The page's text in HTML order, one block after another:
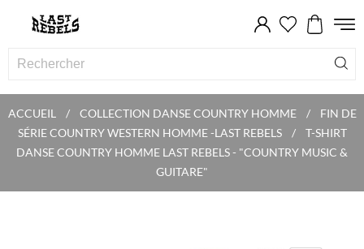
ACCUEIL COLLECTION DANSE COUNTRY HOMME
FIN DE
SÉRIE COUNTRY WESTERN HOMME -LAST REBELS
T-SHIRT
DANSE COUNTRY HOMME LAST REBELS - "COUNTRY MUSIC &
GUITARE"